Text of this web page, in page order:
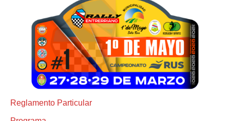
Reglamento Particular